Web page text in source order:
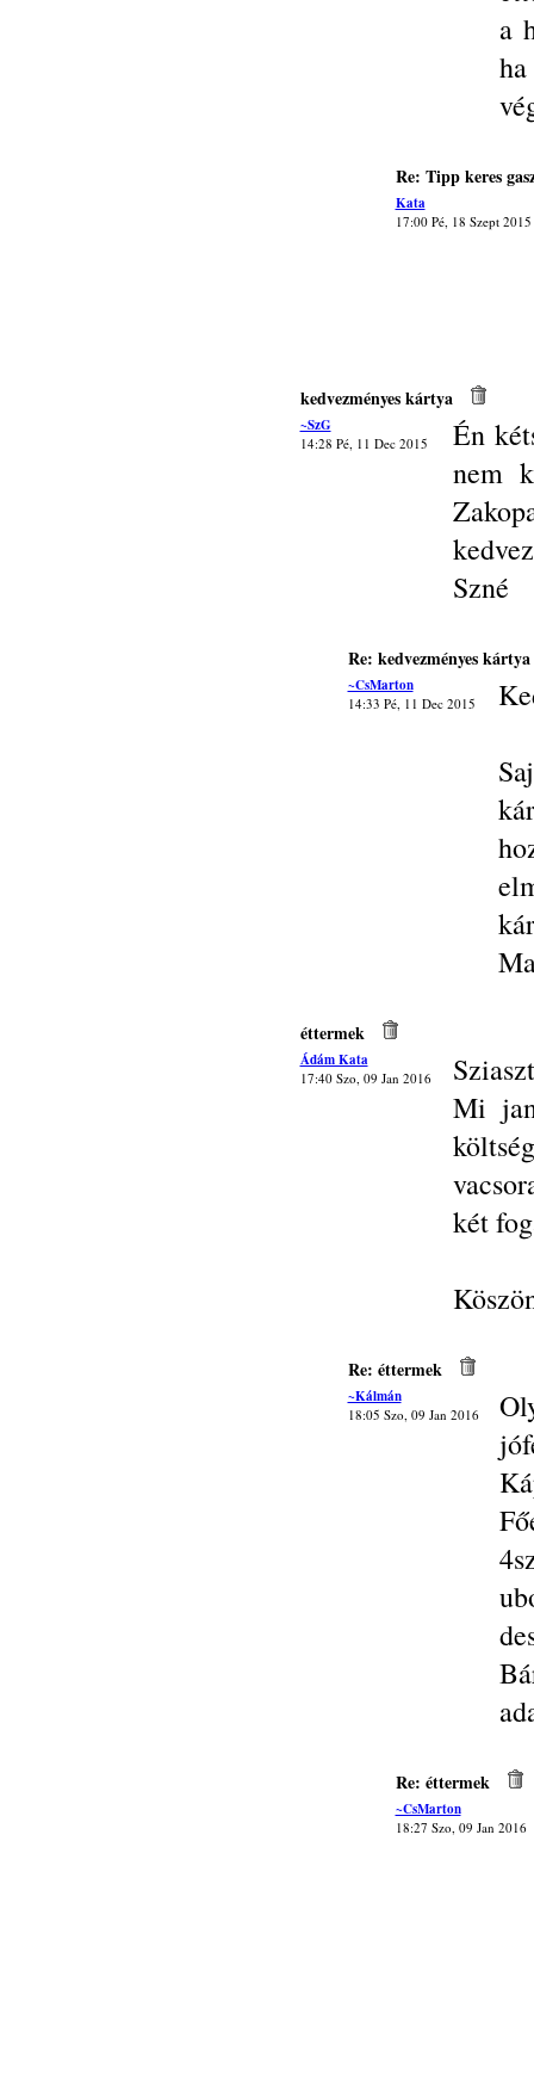
a
Re: Tipp keres
Kata
17:00 Pé, 18 Szept 2015
kedvezményes kártya
~SzG
14:28 Pé, 11 Dec 2015
Én
nem
Szné
Re: kedvezményes kártya
~CsMarton
14:33 Pé, 11 Dec 2015
éttermek
Ádám Kata
17:40 Szo, 09 Jan 2016
Mi
két
Re: éttermek
~Kálmán
18:05 Szo, 09 Jan 2016
Re: éttermek
~CsMarton
18:27 Szo, 09 Jan 2016